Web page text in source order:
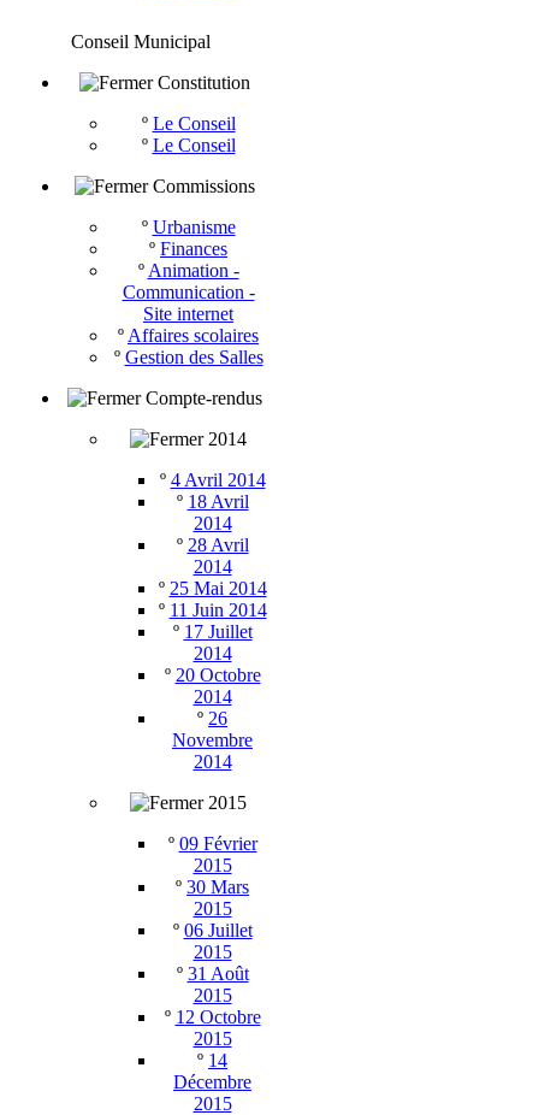
Conseil Municipal
Constitution
º Le Conseil
º Le Conseil
Commissions
º Urbanisme
º Finances
º Animation -
Communication -
Site internet
º Affaires scolaires
º Gestion des Salles
Compte-rendus
2014
º 4 Avril 2014
º 18 Avril
2014
º 28 Avril
2014
º 25 Mai 2014
º 11 Juin 2014
º 17 Juillet
2014
º 20 Octobre
2014
º 26
Novembre
2014
2015
º 09 Février
2015
º 30 Mars
2015
º 06 Juillet
2015
º 31 Août
2015
º 12 Octobre
2015
º 14
Décembre
2015